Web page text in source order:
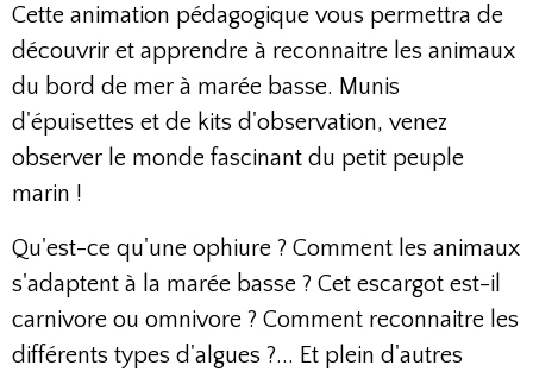
Cette animation pédagogique vous permettra de
découvrir et apprendre à reconnaitre les animaux
du bord de mer à marée basse. Munis
d'épuisettes et de kits d'observation, venez
observer le monde fascinant du petit peuple
marin !
Qu'est-ce qu'une ophiure ? Comment les animaux
s'adaptent à la marée basse ? Cet escargot est-il
carnivore ou omnivore ? Comment reconnaitre les
différents types d'algues ?... Et plein d'autres